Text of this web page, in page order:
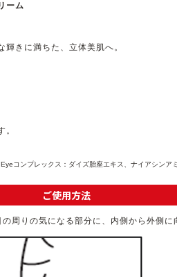
ーム​​
きに満ちた、立体美肌へ。
。
ンプレックス：ダイズ胎座エキス、ナイアシン
ご使用方法
周りの気になる部分に、内側から外側に